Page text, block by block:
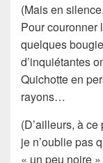
(Mais en
Pour couronner
quelques
d’inquiétantes
Quichotteen
rayons…
(D’ailleurs, à ce
je n’oublie pas
« un peu noire